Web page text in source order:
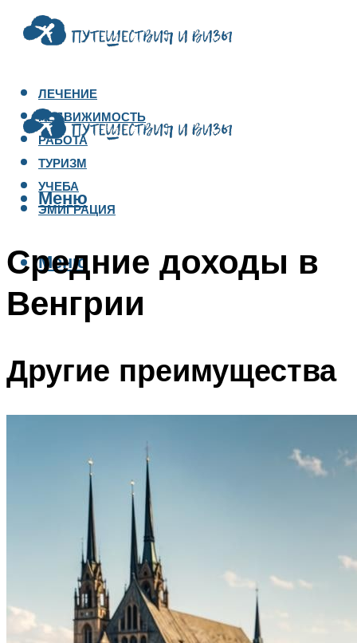
ЛЕЧЕНИЕ
НЕДВИЖИМОСТЬ
РАБОТА
ТУРИЗМ
УЧЕБА
ЭМИГРАЦИЯ
Меню
Меню
Средние доходы в
Венгрии
Другие преимущества